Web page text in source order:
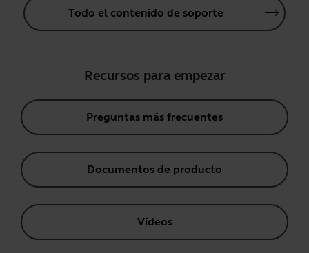
Todo el contenido de soporte
Recursos para empezar
Preguntas más frecuentes
Documentos de producto
Vídeos